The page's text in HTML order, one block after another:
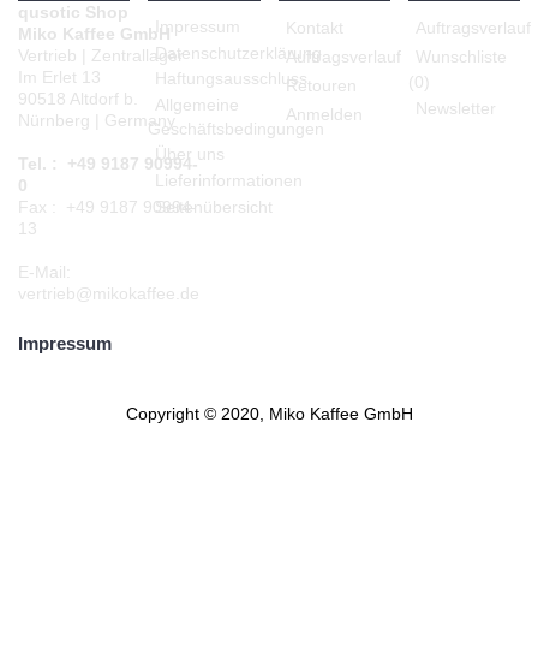
qusotic Shop
Miko Kaffee GmbH
Vertrieb | Zentrallager
Im Erlet 13
90518 Altdorf b.
Nürnberg | Germany
Tel. : +49 9187 90994-
0
Fax : +49 9187 90994-
13
E-Mail:
vertrieb@mikokaffee.de
Impressum
Datenschutzerklärung
Haftungsausschluss
Allgemeine
Geschäftsbedingungen
Über uns
Lieferinformationen
Seitenübersicht
Kontakt
Auftragsverlauf
Retouren
Anmelden
Auftragsverlauf
Wunschliste
(0)
Newsletter
Impressum
Copyright © 2020, Miko Kaffee GmbH